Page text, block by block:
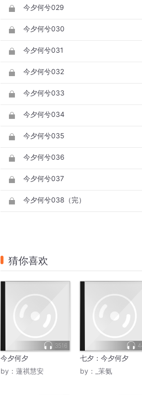
今夕何兮029
今夕何兮030
今夕何兮031
今夕何兮032
今夕何兮033
今夕何兮034
今夕何兮035
今夕何兮036
今夕何兮037
今夕何兮038（完）
猜你喜欢
3516
今夕何夕
by： 蓮祺慧安
七夕：今夕何夕
by：
_苿氨